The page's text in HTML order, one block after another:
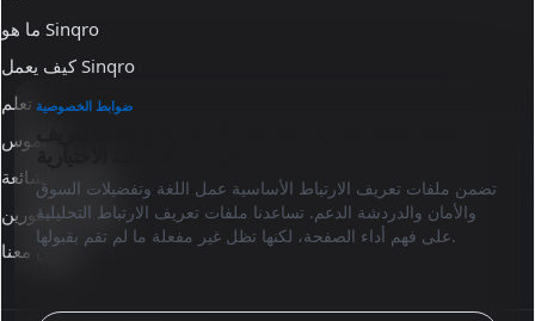
ما هو Sinqro
كيف يعمل Sinqro
تعلم
قاموس
الأسئلة الشائعة
وثائق المطورين
تعاون معنا
ضوابط الخصوصية
تضمن ملفات تعريف الارتباط الأساسية عمل اللغة وتفضيلات السوق
والأمان والدردشة الدعم. تساعدنا ملفات تعريف الارتباط التحليلية
على فهم أداء الصفحة، لكنها تظل غير مفعلة ما لم تقم بقبولها.